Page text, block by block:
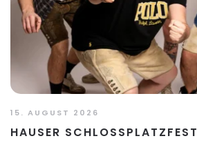
15. AUGUST 2026
HAUSER SCHLOSSPLATZFEST